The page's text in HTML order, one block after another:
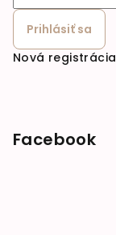
Prihlásiť sa
Nová registrácia
Facebook